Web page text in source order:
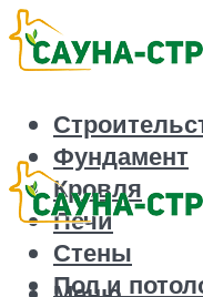
Фундамент
Кровля
Печи
Стены
Пол и